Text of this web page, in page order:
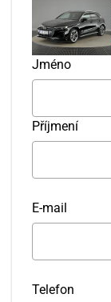
Jméno
Příjmení
E-mail
Telefon